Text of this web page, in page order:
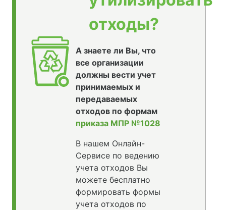
отходы?
А знаете ли Вы, что
все организации
должны вести учет
принимаемых и
передаваемых
отходов по формам
приказа МПР №1028
В нашем Онлайн-
Сервисе по ведению
учета отходов Вы
можете бесплатно
формировать формы
учета отходов по